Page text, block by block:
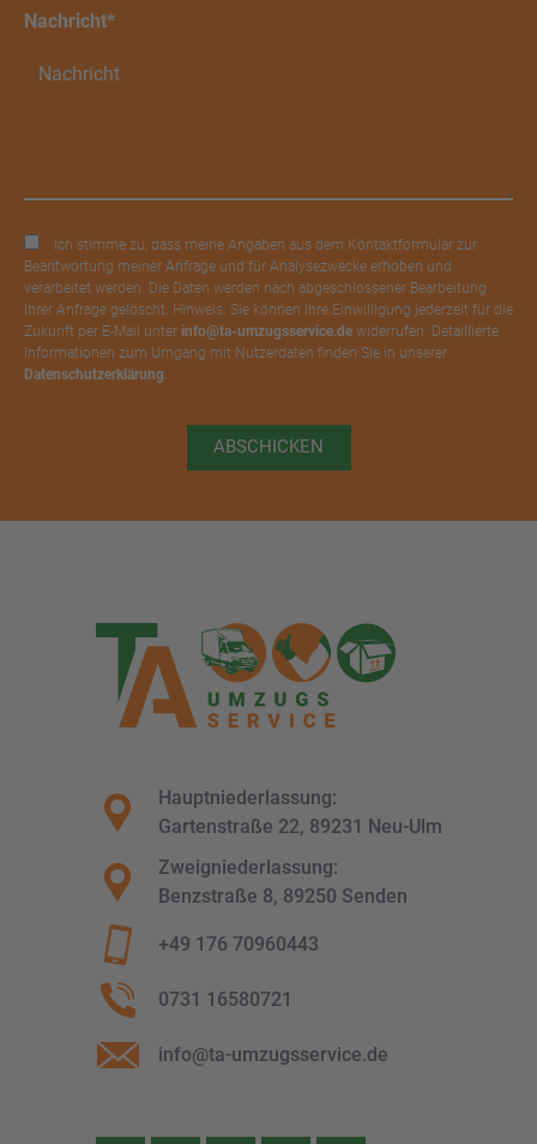
Nachricht*
Ich stimme zu, dass meine Angaben aus dem Kontaktformular zur
Beantwortung meiner Anfrage und für Analysezwecke erhoben und
verarbeitet werden. Die Daten werden nach abgeschlossener Bearbeitung
Ihrer Anfrage gelöscht. Hinweis: Sie können Ihre Einwilligung jederzeit für die
Zukunft per E-Mail unter info@ta-umzugsservice.de widerrufen. Detaillierte
Informationen zum Umgang mit Nutzerdaten finden Sie in unserer
Datenschutzerklärung.
ABSCHICKEN
Hauptniederlassung:
Gartenstraße 22, 89231 Neu-Ulm
Zweigniederlassung:
Benzstraße 8, 89250 Senden
+49 176 70960443
0731 16580721
info@ta-umzugsservice.de